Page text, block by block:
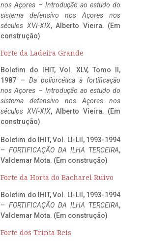
nos Açores – Introdução ao estudo do
sistema defensivo nos Açores nos
séculos XVI-XIX, Alberto Vieira. (Em
construção)
Forte da Ladeira Grande
Boletim do IHIT, Vol. XLV, Tomo II,
1987 – Da poliorcética à fortificação
nos Açores – Introdução ao estudo do
sistema defensivo nos Açores nos
séculos XVI-XIX, Alberto Vieira. (Em
construção)
Boletim do IHIT, Vol. LI-LII, 1993-1994
– FORTIFICAÇÃO DA ILHA TERCEIRA,
Valdemar Mota. (Em construção)
Forte da Horta do Bacharel Ruivo
Boletim do IHIT, Vol. LI-LII, 1993-1994
– FORTIFICAÇÃO DA ILHA TERCEIRA,
Valdemar Mota. (Em construção)
Forte dos Trinta Reis